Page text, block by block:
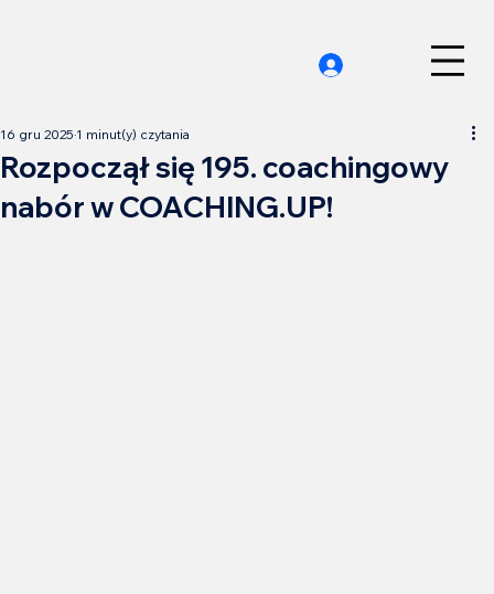
Rozpoczął się 195. coachingowy
nabór w COACHING.UP!
16 gru 2025 1 minut(y) czytania